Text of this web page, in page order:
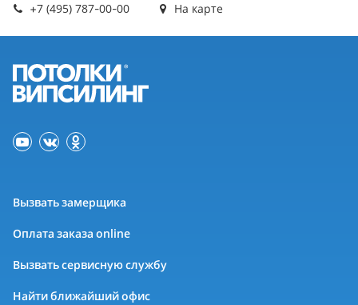
+7 (495) 787-00-00 На карте
Вызвать замерщика
Оплата заказа online
Вызвать сервисную службу
Найти ближайший офис